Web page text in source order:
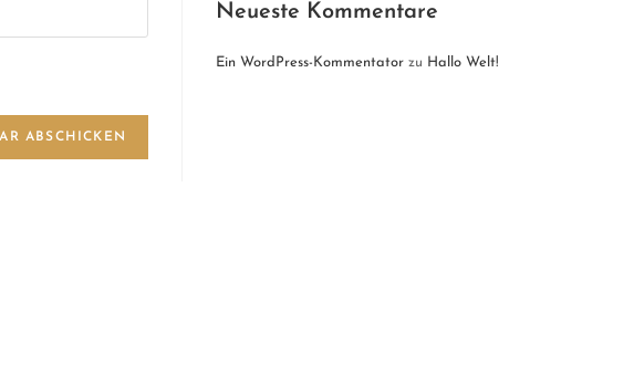
Neueste Kommentare
Ein WordPress-Kommentator zu Hallo Welt!